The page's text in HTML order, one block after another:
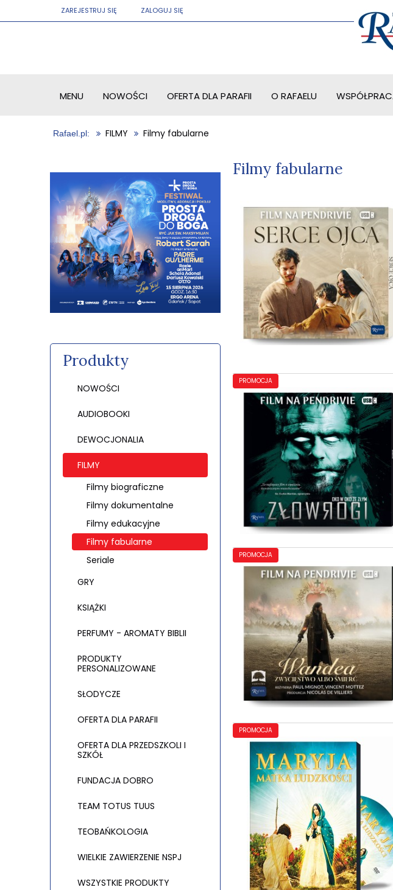
ZAREJESTRUJ SIĘ ZALOGUJ SIĘ
MENU NOWOŚCI OFERTA DLA PARAFII O RAFAELU
FILMY Filmy fabularne
Produkty
NOWOŚCI
AUDIOBOOKI
DEWOCJONALIA
FILMY
Filmy biograficzne
Filmy dokumentalne
Filmy edukacyjne
Filmy fabularne
Seriale
GRY
KSIĄŻKI
PERFUMY - AROMATY BIBLII
PRODUKTY
PERSONALIZOWANE
SŁODYCZE
OFERTA DLA PARAFII
OFERTA DLA PRZEDSZKOLI I
SZKÓŁ
FUNDACJA DOBRO
TEAM TOTUS TUUS
TEOBAŃKOLOGIA
WIELKIE ZAWIERZENIE NSPJ
WSZYSTKIE PRODUKTY
Filmy fabularne
PROMOCJA
PROMOCJA
PROMOCJA